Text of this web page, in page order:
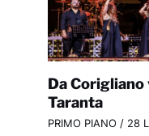
Da Corigliano
Taranta
PRIMO PIANO / 28